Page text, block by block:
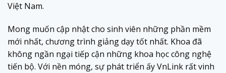
Việt Nam.
Mong muốn cập nhật cho sinh viên những phần mềm
mới nhất, chương trình giảng dạy tốt nhất. Khoa đã
không ngần ngại tiếp cận những khoa học công nghệ
tiến bộ. Với nền móng, sự phát triển ấy VnLink rất vinh